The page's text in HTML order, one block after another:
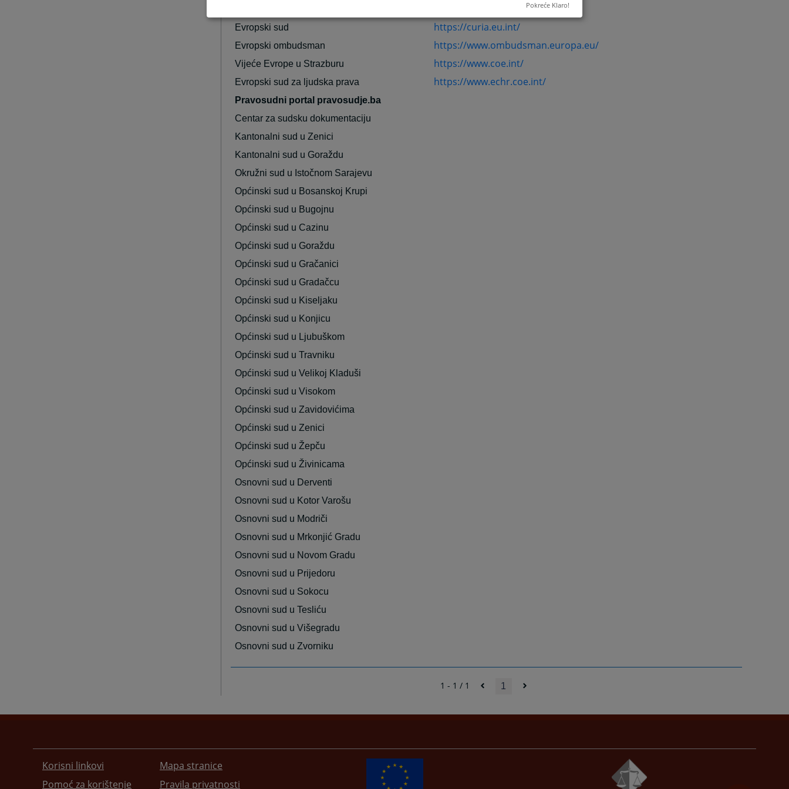
Evropski sud https://curia.eu.int/
Evropski ombudsman https://www.ombudsman.europa.eu/
Vijeće Evrope u Strazburu https://www.coe.int/
Evropski sud za ljudska prava https://www.echr.coe.int/
Pravosudni portal pravosudje.ba
Centar za sudsku dokumentaciju
Kantonalni sud u Zenici
Kantonalni sud u Goraždu
Okružni sud u Istočnom Sarajevu
Općinski sud u Bosanskoj Krupi
Općinski sud u Bugojnu
Općinski sud u Cazinu
Općinski sud u Goraždu
Općinski sud u Gračanici
Općinski sud u Gradačcu
Općinski sud u Kiseljaku
Općinski sud u Konjicu
Općinski sud u Ljubuškom
Općinski sud u Travniku
Općinski sud u Velikoj Kladuši
Općinski sud u Visokom
Općinski sud u Zavidovićima
Općinski sud u Zenici
Općinski sud u Žepču
Općinski sud u Živinicama
Osnovni sud u Derventi
Osnovni sud u Kotor Varošu
Osnovni sud u Modriči
Osnovni sud u Mrkonjić Gradu
Osnovni sud u Novom Gradu
Osnovni sud u Prijedoru
Osnovni sud u Sokocu
Osnovni sud u Tesliću
Osnovni sud u Višegradu
Osnovni sud u Zvorniku
1 - 1 / 1 1
Korisni linkovi
Pomoć za korištenje
Mapa stranice
Pravila privatnosti
Pokreće Klaro!